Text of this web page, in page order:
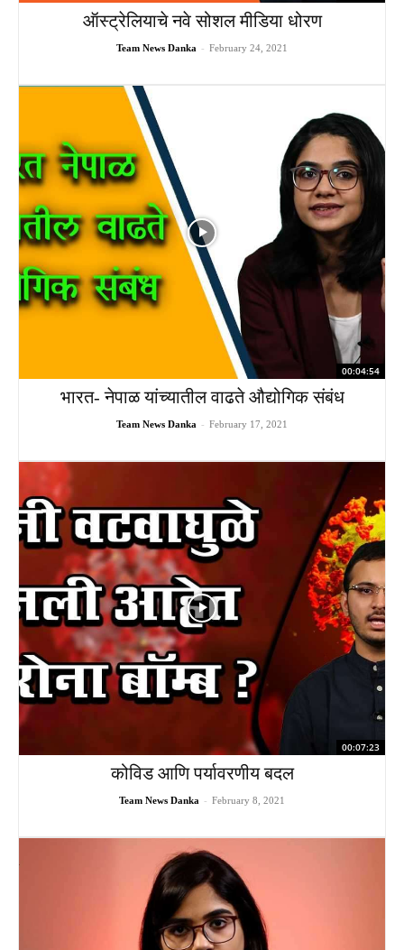
ऑस्ट्रेलियाचे नवे सोशल मीडिया धोरण
Team News Danka - February 24, 2021
00:04:54
भारत- नेपाळ यांच्यातील वाढते औद्योगिक संबंध
Team News Danka - February 17, 2021
00:07:23
कोविड आणि पर्यावरणीय बदल
Team News Danka - February 8, 2021